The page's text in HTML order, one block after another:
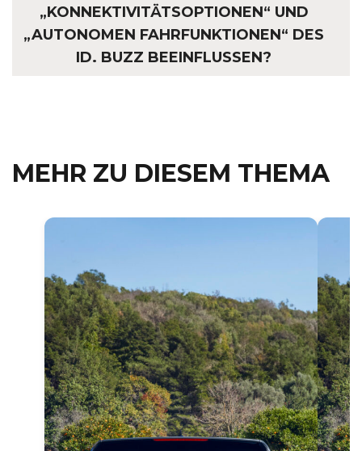
„KONNEKTIVITÄTSOPTIONEN“ UND
„AUTONOMEN FAHRFUNKTIONEN“ DES
ID. BUZZ BEEINFLUSSEN?
MEHR ZU DIESEM THEMA